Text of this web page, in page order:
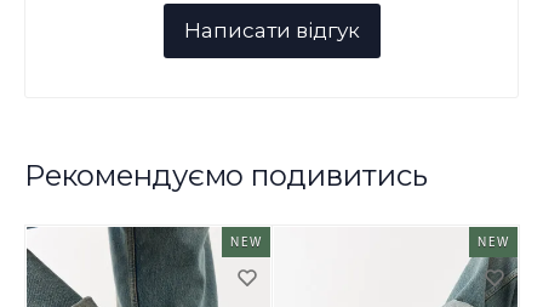
Рекомендуємо подивитись
NEW NEW